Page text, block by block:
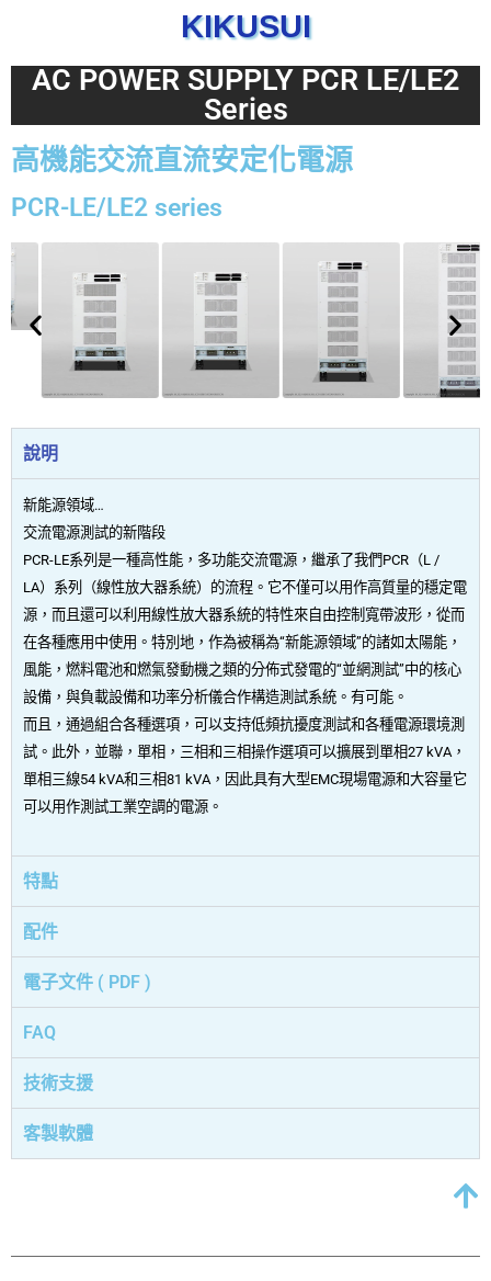
KIKUSUI
AC POWER SUPPLY PCR LE/LE2
Series
高機能交流直流安定化電源
PCR-LE/LE2 series
說明
新能源領域…
交流電源測試的新階段
PCR-LE系列是一種高性能，多功能交流電源，繼承了我們PCR（L /
LA）系列（線性放大器系統）的流程。它不僅可以用作高質量的穩定電
源，而且還可以利用線性放大器系統的特性來自由控制寬帶波形，從而
在各種應用中使用。特別地，作為被稱為“新能源領域”的諸如太陽能，
風能，燃料電池和燃氣發動機之類的分佈式發電的“並網測試”中的核心
設備，與負載設備和功率分析儀合作構造測試系統。有可能。
而且，通過組合各種選項，可以支持低頻抗擾度測試和各種電源環境測
試。此外，並聯，單相，三相和三相操作選項可以擴展到單相27 kVA，
單相三線54 kVA和三相81 kVA，因此具有大型EMC現場電源和大容量它
可以用作測試工業空調的電源。
特點
配件
電子文件 ( PDF )
FAQ
技術支援
客製軟體